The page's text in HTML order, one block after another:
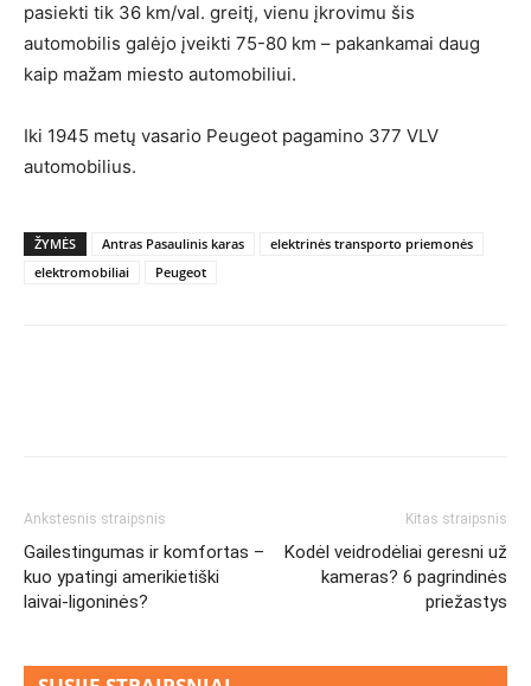
pasiekti tik 36 km/val. greitį, vienu įkrovimu šis
automobilis galėjo įveikti 75-80 km – pakankamai daug
kaip mažam miesto automobiliui.
Iki 1945 metų vasario Peugeot pagamino 377 VLV
automobilius.
ŽYMĖS Antras Pasaulinis karas
elektrinės transporto priemonės
elektromobiliai
Peugeot
Ankstesnis straipsnis
Gailestingumas ir komfortas –
kuo ypatingi amerikietiški
laivai-ligoninės?
Kitas straipsnis
Kodėl veidrodėliai geresni už
kameras? 6 pagrindinės
priežastys